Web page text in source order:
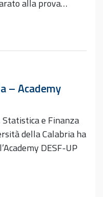
alla prova…
– Academy
e Finanza
della Calabria ha
DESF-UP